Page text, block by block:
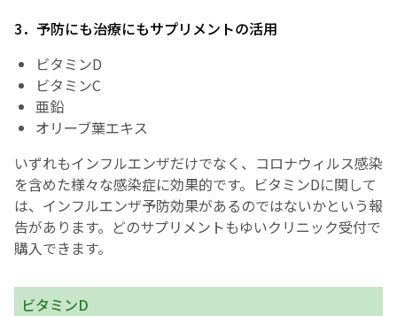
3．予防にも治療にもサプリメントの活用
ビタミンD
ビタミンC
亜鉛
オリーブ葉エキス
いずれもインフルエンザだけでなく、コロナウィルス感染
を含めた様々な感染症に効果的です。ビタミンDに関して
は、インフルエンザ予防効果があるのではないかという報
告があります。どのサプリメントもゆいクリニック受付で
購入できます。
ビタミンD